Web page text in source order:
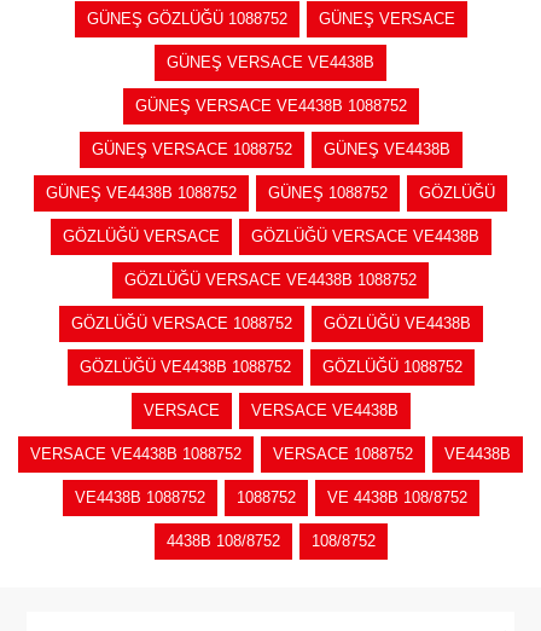
GÜNEŞ GÖZLÜĞÜ 1088752 GÜNEŞ VERSACE
GÜNEŞ VERSACE VE4438B
GÜNEŞ VERSACE VE4438B 1088752
GÜNEŞ VERSACE 1088752 GÜNEŞ VE4438B
GÜNEŞ VE4438B 1088752 GÜNEŞ 1088752 GÖZLÜĞÜ
GÖZLÜĞÜ VERSACE GÖZLÜĞÜ VERSACE VE4438B
GÖZLÜĞÜ VERSACE VE4438B 1088752
GÖZLÜĞÜ VERSACE 1088752 GÖZLÜĞÜ VE4438B
GÖZLÜĞÜ VE4438B 1088752 GÖZLÜĞÜ 1088752
VERSACE VERSACE VE4438B
VERSACE VE4438B 1088752 VERSACE 1088752 VE4438B
VE4438B 1088752 1088752 VE 4438B 108/8752
4438B 108/8752 108/8752